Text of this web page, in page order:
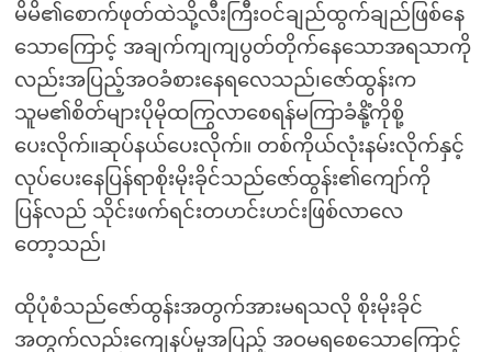
မိမိ၏စောက်ဖုတ်ထဲသို့လီးကြီးဝင်ချည်ထွက်ချည်ဖြစ်နေ
သောကြောင့် အချက်ကျကျပွတ်တိုက်နေသောအရသာကို
လည်းအပြည့်အဝခံစားနေရလေသည်၊ဇော်ထွန်းက
သူမ၏စိတ်များပိုမိုထကြွလာစေရန်မကြာခံနိုံ့ကိုစို့
ပေးလိုက်။ဆုပ်နယ်ပေးလိုက်။ တစ်ကိုယ်လုံးနမ်းလိုက်နှင့်
လုပ်ပေးနေပြန်ရာစိုးမိုးခိုင်သည်ဇော်ထွန်း၏ကျော်ကို
ပြန်လည် သိုင်းဖက်ရင်းတဟင်းဟင်းဖြစ်လာလေ
တော့သည်၊
ထိုပုံစံသည်ဇော်ထွန်းအတွက်အားမရသလို စိုးမိုးခိုင်
အတွက်လည်းကျေနပ်မှုအပြည့် အဝမရစေသောကြောင့်